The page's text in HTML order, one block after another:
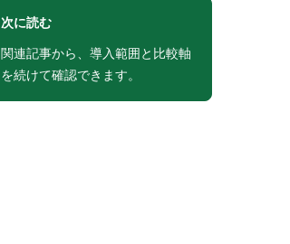
次に読む
関連記事から、導入範囲と比較軸
を続けて確認できます。